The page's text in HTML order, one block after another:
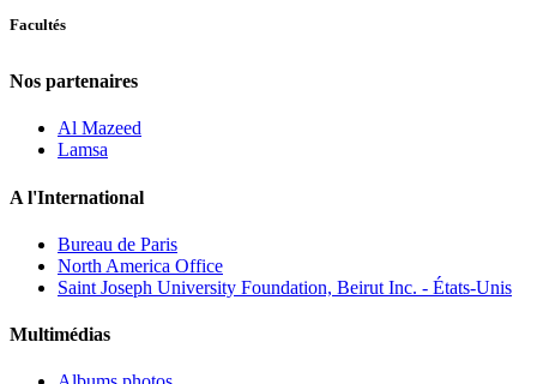
Facultés
Nos partenaires
Al Mazeed
Lamsa
A l'International
Bureau de Paris
North America Office
Saint Joseph University Foundation, Beirut Inc. - États-Unis
Multimédias